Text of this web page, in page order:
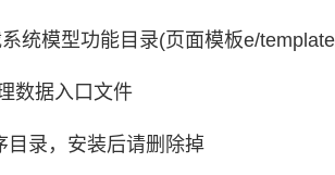
统模型功能目录(页面模板e/
数据入口文件
目录，安装后请删除掉